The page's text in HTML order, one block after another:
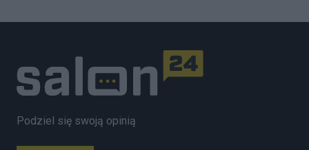
Podziel się swoją opinią